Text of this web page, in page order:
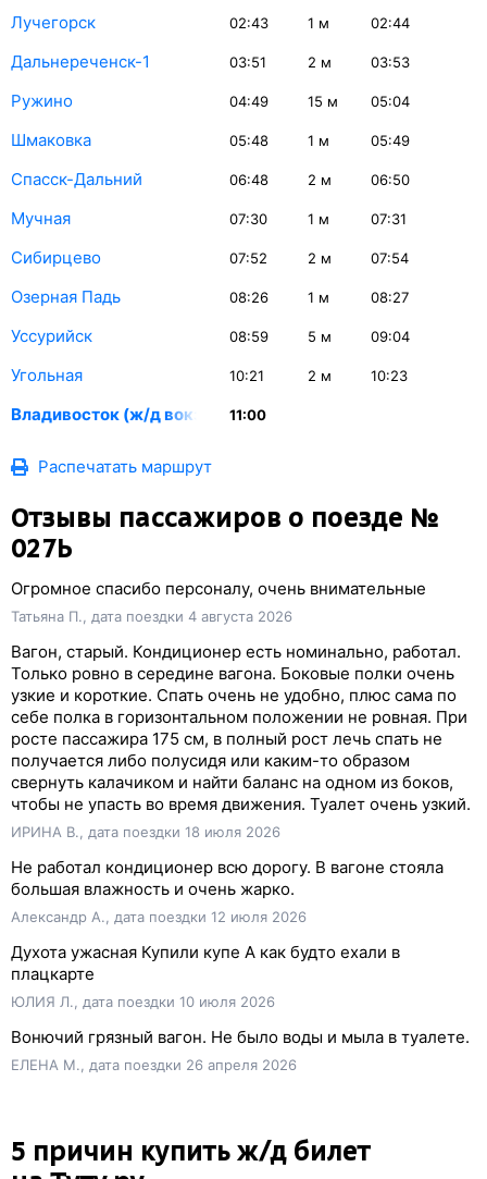
Лучегорск 02:43 1 м 02:44
Дальнереченск-1 03:51 2 м 03:53
Ружино 04:49 15 м 05:04
Шмаковка 05:48 1 м 05:49
Спасск-Дальний 06:48 2 м 06:50
Мучная 07:30 1 м 07:31
Сибирцево 07:52 2 м 07:54
Озерная Падь 08:26 1 м 08:27
Уссурийск 08:59 5 м 09:04
Угольная 10:21 2 м 10:23
Владивосток (ж/д вокзал) 11:00
Распечатать маршрут
Отзывы пассажиров о поезде №
027Ь
Огромное спасибо персоналу, очень внимательные
Татьяна П., дата поездки 4 августа 2026
Вагон, старый. Кондиционер есть номинально, работал.
Только ровно в середине вагона. Боковые полки очень
узкие и короткие. Спать очень не удобно, плюс сама по
себе полка в горизонтальном положении не ровная. При
росте пассажира 175 см, в полный рост лечь спать не
получается либо полусидя или каким-то образом
свернуть калачиком и найти баланс на одном из боков,
чтобы не упасть во время движения. Туалет очень узкий.
ИРИНА В., дата поездки 18 июля 2026
Не работал кондиционер всю дорогу. В вагоне стояла
большая влажность и очень жарко.
Александр А., дата поездки 12 июля 2026
Духота ужасная Купили купе А как будто ехали в
плацкарте
ЮЛИЯ Л., дата поездки 10 июля 2026
Вонючий грязный вагон. Не было воды и мыла в туалете.
ЕЛЕНА М., дата поездки 26 апреля 2026
5 причин купить ж/д билет